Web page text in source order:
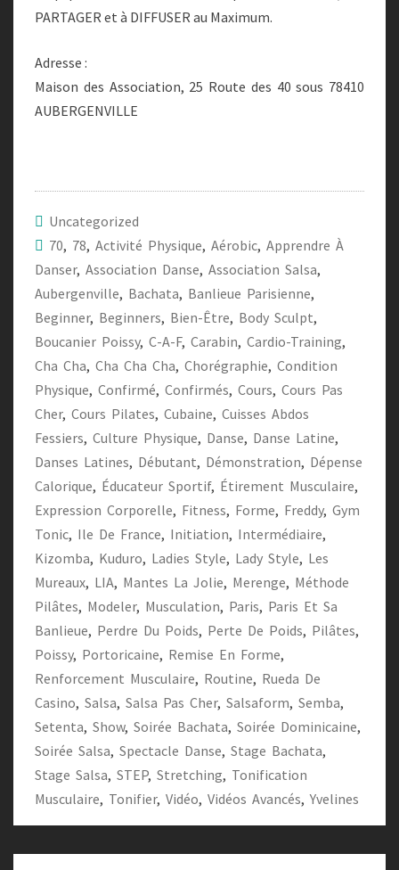
PARTAGER et à DIFFUSER au Maximum.
Adresse :
Maison des Association, 25 Route des 40 sous 78410
AUBERGENVILLE
Uncategorized
70, 78, Activité Physique, Aérobic, Apprendre À
Danser, Association Danse, Association Salsa,
Aubergenville, Bachata, Banlieue Parisienne,
Beginner, Beginners, Bien-Être, Body Sculpt,
Boucanier Poissy, C-A-F, Carabin, Cardio-Training,
Cha Cha, Cha Cha Cha, Chorégraphie, Condition
Physique, Confirmé, Confirmés, Cours, Cours Pas
Cher, Cours Pilates, Cubaine, Cuisses Abdos
Fessiers, Culture Physique, Danse, Danse Latine,
Danses Latines, Débutant, Démonstration, Dépense
Calorique, Éducateur Sportif, Étirement Musculaire,
Expression Corporelle, Fitness, Forme, Freddy, Gym
Tonic, Ile De France, Initiation, Intermédiaire,
Kizomba, Kuduro, Ladies Style, Lady Style, Les
Mureaux, LIA, Mantes La Jolie, Merenge, Méthode
Pilâtes, Modeler, Musculation, Paris, Paris Et Sa
Banlieue, Perdre Du Poids, Perte De Poids, Pilâtes,
Poissy, Portoricaine, Remise En Forme,
Renforcement Musculaire, Routine, Rueda De
Casino, Salsa, Salsa Pas Cher, Salsaform, Semba,
Setenta, Show, Soirée Bachata, Soirée Dominicaine,
Soirée Salsa, Spectacle Danse, Stage Bachata,
Stage Salsa, STEP, Stretching, Tonification
Musculaire, Tonifier, Vidéo, Vidéos Avancés,Yvelines